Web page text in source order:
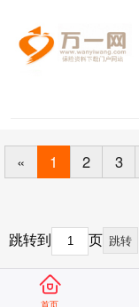
« 1 2 3
跳转到 页 跳转
首页